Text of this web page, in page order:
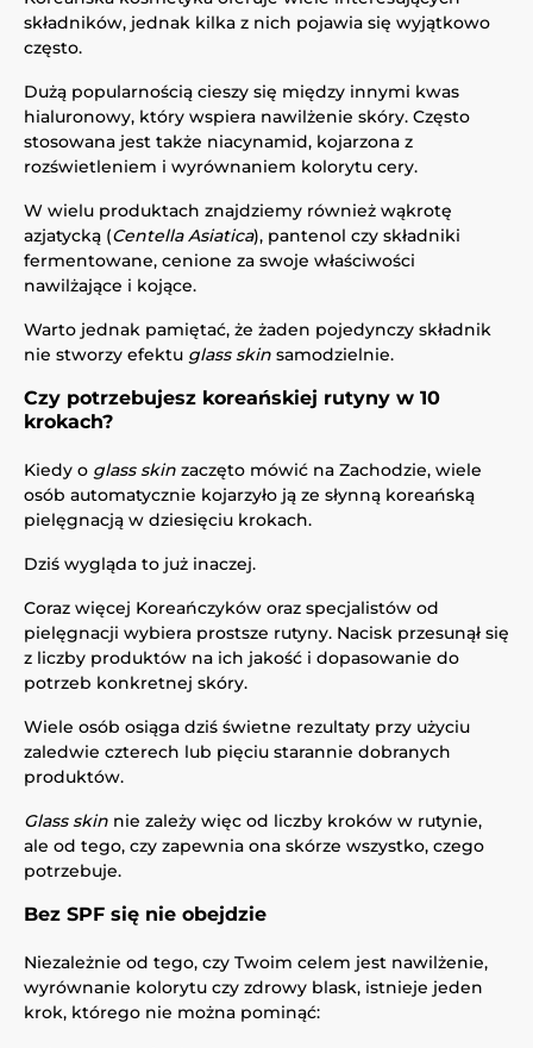
składników, jednak kilka z nich pojawia się wyjątkowo
często.
Dużą popularnością cieszy się między innymi kwas
hialuronowy, który wspiera nawilżenie skóry. Często
stosowana jest także niacynamid, kojarzona z
rozświetleniem i wyrównaniem kolorytu cery.
W wielu produktach znajdziemy również wąkrotę
azjatycką (Centella Asiatica), pantenol czy składniki
fermentowane, cenione za swoje właściwości
nawilżające i kojące.
Warto jednak pamiętać, że żaden pojedynczy składnik
nie stworzy efektu glass skin samodzielnie.
Czy potrzebujesz koreańskiej rutyny w 10
krokach?
Kiedy o glass skin zaczęto mówić na Zachodzie, wiele
osób automatycznie kojarzyło ją ze słynną koreańską
pielęgnacją w dziesięciu krokach.
Dziś wygląda to już inaczej.
Coraz więcej Koreańczyków oraz specjalistów od
pielęgnacji wybiera prostsze rutyny. Nacisk przesunął się
z liczby produktów na ich jakość i dopasowanie do
potrzeb konkretnej skóry.
Wiele osób osiąga dziś świetne rezultaty przy użyciu
zaledwie czterech lub pięciu starannie dobranych
produktów.
Glass skin nie zależy więc od liczby kroków w rutynie,
ale od tego, czy zapewnia ona skórze wszystko, czego
potrzebuje.
Bez SPF się nie obejdzie
Niezależnie od tego, czy Twoim celem jest nawilżenie,
wyrównanie kolorytu czy zdrowy blask, istnieje jeden
krok, którego nie można pominąć: